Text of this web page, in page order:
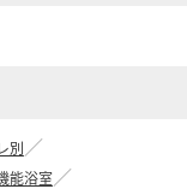
別
能浴室